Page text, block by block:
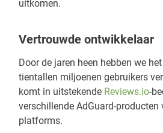
uitkomen.
Vertrouwde ontwikkelaar
Door de jaren heen hebben we
tientallen miljoenen gebruikers
komt in uitstekende Reviews.io-
verschillende AdGuard-
platforms.